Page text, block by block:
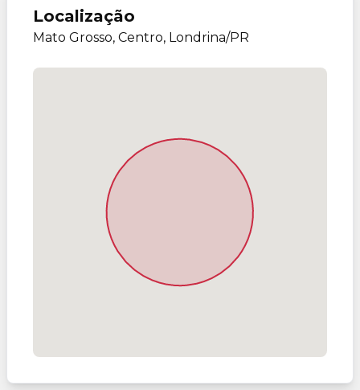
Localização
Mato Grosso, Centro, Londrina/PR